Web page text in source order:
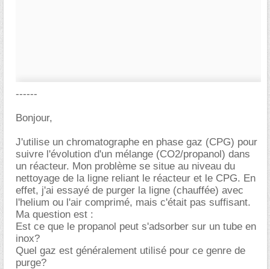
------
Bonjour,
J'utilise un chromatographe en phase gaz (CPG) pour
suivre l'évolution d'un mélange (CO2/propanol) dans
un réacteur. Mon problème se situe au niveau du
nettoyage de la ligne reliant le réacteur et le CPG. En
effet, j'ai essayé de purger la ligne (chauffée) avec
l'helium ou l'air comprimé, mais c'était pas suffisant.
Ma question est :
Est ce que le propanol peut s'adsorber sur un tube en
inox?
Quel gaz est généralement utilisé pour ce genre de
purge?